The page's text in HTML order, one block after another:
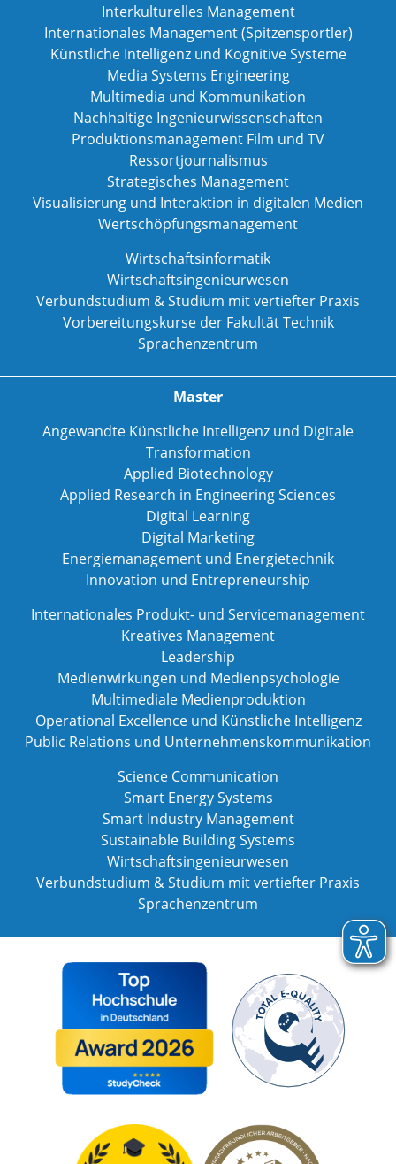
Interkulturelles Management
Internationales Management (Spitzensportler)
Künstliche Intelligenz und Kognitive Systeme
Media Systems Engineering
Multimedia und Kommunikation
Nachhaltige Ingenieurwissenschaften
Produktionsmanagement Film und TV
Ressortjournalismus
Strategisches Management
Visualisierung und Interaktion in digitalen Medien
Wertschöpfungsmanagement
Wirtschaftsinformatik
Wirtschaftsingenieurwesen
Verbundstudium & Studium mit vertiefter Praxis
Vorbereitungskurse der Fakultät Technik
Sprachenzentrum
Master
Angewandte Künstliche Intelligenz und Digitale
Transformation
Applied Biotechnology
Applied Research in Engineering Sciences
Digital Learning
Digital Marketing
Energiemanagement und Energietechnik
Innovation und Entrepreneurship
Internationales Produkt- und Servicemanagement
Kreatives Management
Leadership
Medienwirkungen und Medienpsychologie
Multimediale Medienproduktion
Operational Excellence und Künstliche Intelligenz
Public Relations und Unternehmenskommunikation
Science Communication
Smart Energy Systems
Smart Industry Management
Sustainable Building Systems
Wirtschaftsingenieurwesen
Verbundstudium & Studium mit vertiefter Praxis
Sprachenzentrum